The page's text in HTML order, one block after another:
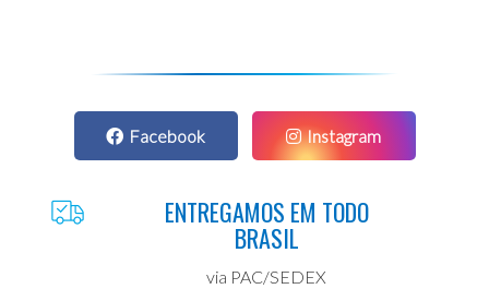
Facebook Instagram
ENTREGAMOS EM TODO
BRASIL
via PAC/SEDEX